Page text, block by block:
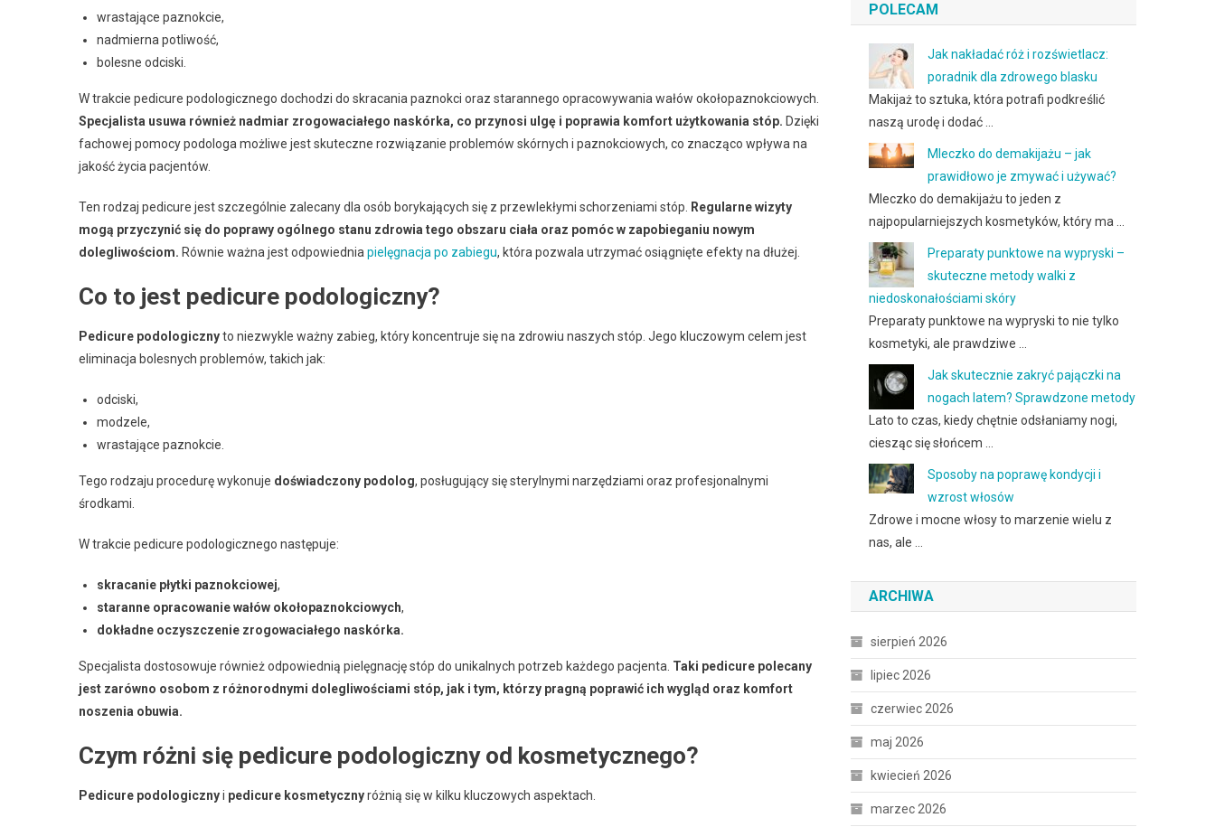
wrastające paznokcie,
nadmierna potliwość,
bolesne odciski.
W trakcie pedicure podologicznego dochodzi do skracania paznokci oraz starannego opracowywania wałów okołopaznokciowych.
Specjalista usuwa również nadmiar zrogowaciałego naskórka, co przynosi ulgę i poprawia komfort użytkowania stóp. Dzięki
fachowej pomocy podologa możliwe jest skuteczne rozwiązanie problemów skórnych i paznokciowych, co znacząco wpływa na
jakość życia pacjentów.
Ten rodzaj pedicure jest szczególnie zalecany dla osób borykających się z przewlekłymi schorzeniami stóp.
Regularne wizyty
mogą przyczynić się do poprawy ogólnego stanu zdrowia tego obszaru ciała oraz pomóc w zapobieganiu nowym
dolegliwościom. Równie ważna jest odpowiednia pielęgnacja po zabiegu, która pozwala utrzymać osiągnięte efekty na dłużej.
Co to jest pedicure podologiczny?
Pedicure podologicznyto niezwykle ważny zabieg, który koncentruje się na zdrowiu naszych stóp. Jego kluczowym celem jest
eliminacja bolesnych problemów, takich jak:
odciski,
modzele,
wrastające paznokcie.
Tego rodzaju procedurę wykonuje doświadczony podolog, posługujący się sterylnymi narzędziami oraz profesjonalnymi
środkami.
W trakcie pedicure podologicznego następuje:
skracanie płytki paznokciowej,
staranne opracowanie wałów okołopaznokciowych,
dokładne oczyszczenie zrogowaciałego naskórka.
Specjalista dostosowuje również odpowiednią pielęgnację stóp do unikalnych potrzeb każdego pacjenta. Taki pedicure polecany
jest zarówno osobom z różnorodnymi dolegliwościami stóp, jak i tym, którzy pragną poprawić ich wygląd oraz komfort
noszenia obuwia.
Czym różni się pedicure podologiczny od kosmetycznego?
Pedicure podologicznyi pedicure kosmetycznyróżnią się w kilku kluczowych aspektach.
POLECAM
Jak nakładać róż i rozświetlacz:
poradnik dla zdrowego blasku
Makijaż to sztuka, która potrafi podkreślić
naszą urodę i dodać …
Mleczko do demakijażu – jak
prawidłowo je zmywać i używać?
Mleczko do demakijażu to jeden z
najpopularniejszych kosmetyków, który ma …
Preparaty punktowe na wypryski –
skuteczne metody walki z
niedoskonałościami skóry
Preparaty punktowe na wypryski to nie tylko
kosmetyki, ale prawdziwe …
Jak skutecznie zakryć pajączki na
nogach latem? Sprawdzone metody
Lato to czas, kiedy chętnie odsłaniamy nogi,
ciesząc się słońcem …
Sposoby na poprawę kondycji i
wzrost włosów
Zdrowe i mocne włosy to marzenie wielu z
nas, ale …
ARCHIWA
sierpień 2026
lipiec 2026
czerwiec 2026
maj 2026
kwiecień 2026
marzec 2026